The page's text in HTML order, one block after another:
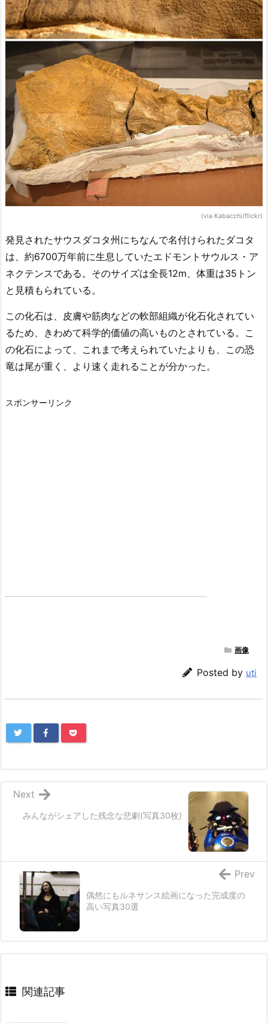
(via Kabacchi/flickr)
発見されたサウスダコタ州にちなんで名付けられたダコタ
は、約6700万年前に生息していたエドモントサウルス・ア
ネクテンスである。そのサイズは全長12m、体重は35トン
と見積もられている。
この化石は、皮膚や筋肉などの軟部組織が化石化されてい
るため、きわめて科学的価値の高いものとされている。こ
の化石によって、これまで考えられていたよりも、この恐
竜は尾が重く、より速く走れることが分かった。
スポンサーリンク
画像
Posted by uti
みんながシェアした残念な悲劇(写真30枚)
Next
偶然にもルネサンス絵画になった完成度の
高い写真30選
Prev
関連記事